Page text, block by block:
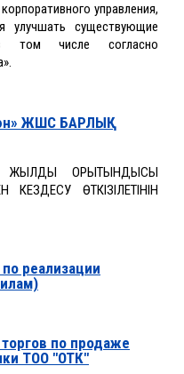
управления,
улучшать существующие
том числе согласно
ЖШС БАРЛЫҚ
ҚОРЫТЫНДЫСЫ
КЕЗДЕСУ ӨТКІЗІЛЕТІНІН
реализации
по продаже
ТОО "ОТК"